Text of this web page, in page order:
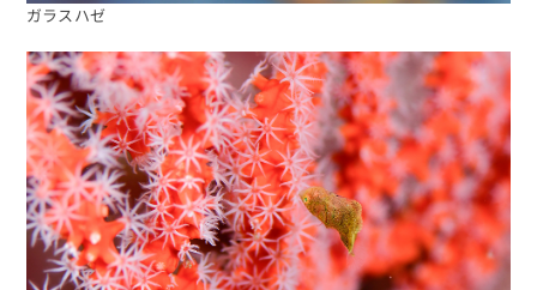
ガラスハゼ